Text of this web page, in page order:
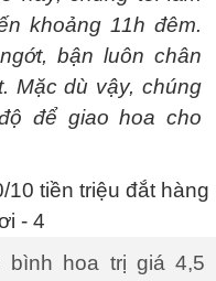
khoảng 11h đêm.
bận luôn chân
Mặc dù vậy, chúng
để giao hoa cho
bình hoa trị giá 4,5